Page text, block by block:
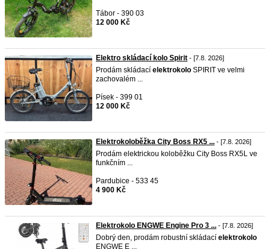
Tábor - 390 03
12 000 Kč
Elektro skládací kolo Spirit - [7.8. 2026]
Prodám skládací elektrokolo SPIRIT ve velmi
zachovalém ...
Písek - 399 01
12 000 Kč
Elektrokoloběžka City Boss RX5 ... - [7.8. 2026]
Prodám elektrickou koloběžku City Boss RX5L ve
funkčním ...
Pardubice - 533 45
4 900 Kč
Elektrokolo ENGWE Engine Pro 3 ... - [7.8. 2026]
Dobrý den, prodám robustní skládací elektrokolo
ENGWE E ...